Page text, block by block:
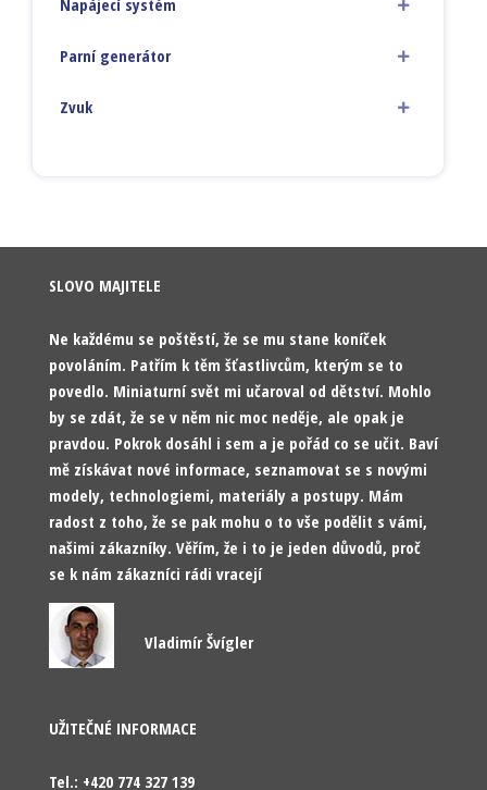
Napájecí systém
Parní generátor
Zvuk
SLOVO MAJITELE
Ne každému se poštěstí, že se mu stane koníček
povoláním. Patřím k těm šťastlivcům, kterým se to
povedlo. Miniaturní svět mi učaroval od dětství. Mohlo
by se zdát, že se v něm nic moc neděje, ale opak je
pravdou. Pokrok dosáhl i sem a je pořád co se učit. Baví
mě získávat nové informace, seznamovat se s novými
modely, technologiemi, materiály a postupy. Mám
radost z toho, že se pak mohu o to vše podělit s vámi,
našimi zákazníky. Věřím, že i to je jeden důvodů, proč
se k nám zákazníci rádi vracejí
Vladimír Švígler
UŽITEČNÉ INFORMACE
Tel.: +420 774 327 139